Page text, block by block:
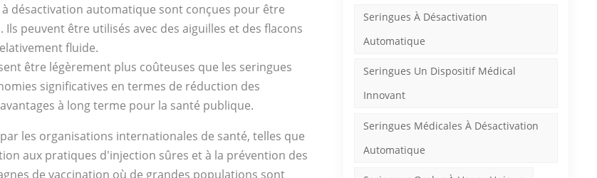
Seringues À Désactivation
Automatique
Seringues Un Dispositif Médical
Innovant
Seringues Médicales À Désactivation
Automatique
désactivation automatique sont conçues pour être
peuvent être utilisés avec des aiguilles et des flacons
fluide.
être légèrement plus coûteuses que les seringues
significatives en termes de réduction des
à long terme pour la santé publique.
les organisations internationales de santé, telles que
aux pratiques d'injection sûres et à la prévention des
de vaccination où de grandes populations sont